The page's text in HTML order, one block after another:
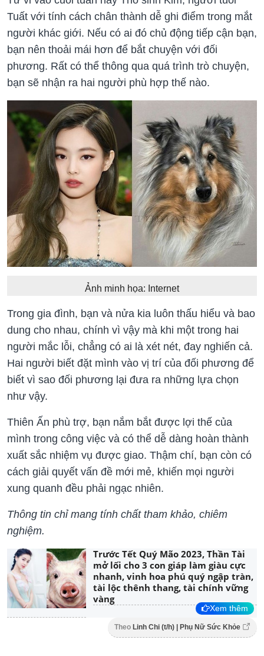
Tuất với tính cách chân thành dễ ghi điểm trong mắt
người khác giới. Nếu có ai đó chủ động tiếp cận bạn,
bạn nên thoải mái hơn để bắt chuyện với đối
phương. Rất có thể thông qua quá trình trò chuyện,
bạn sẽ nhận ra hai người phù hợp thế nào.
Ảnh minh họa: Internet
Trong gia đình, bạn và nửa kia luôn thấu hiểu và bao
dung cho nhau, chính vì vậy mà khi một trong hai
người mắc lỗi, chẳng có ai là xét nét, đay nghiến cả.
Hai người biết đặt mình vào vị trí của đối phương để
biết vì sao đối phương lại đưa ra những lựa chọn
như vậy.
Thiên Ấn phù trợ, bạn nắm bắt được lợi thế của
mình trong công việc và có thể dễ dàng hoàn thành
xuất sắc nhiệm vụ được giao. Thậm chí, bạn còn có
cách giải quyết vấn đề mới mẻ, khiến mọi người
xung quanh đều phải ngạc nhiên.
Thông tin chỉ mang tính chất tham khảo, chiêm
nghiệm.
Trước Tết Quý Mão 2023, Thần Tài
mở lối cho 3 con giáp làm giàu cực
nhanh, vinh hoa phú quý ngập tràn,
tài lộc thênh thang, tài chính vững
vàng
Xem thêm
Theo Linh Chi (t/h) | Phụ Nữ Sức Khỏe